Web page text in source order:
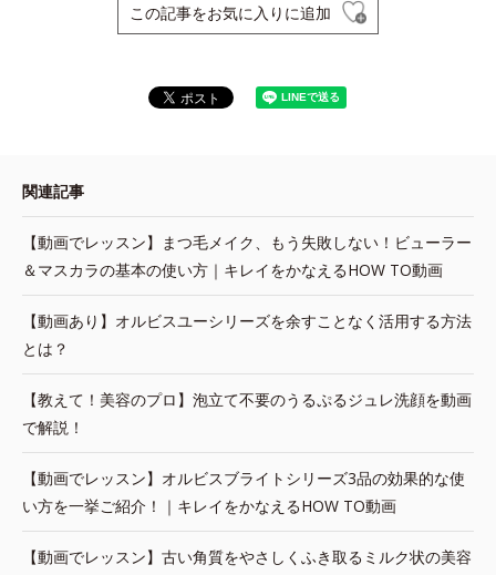
この記事をお気に入りに追加
関連記事
【動画でレッスン】まつ毛メイク、もう失敗しない！ビューラー
＆マスカラの基本の使い方｜キレイをかなえるHOW TO動画
【動画あり】オルビスユーシリーズを余すことなく活用する方法
とは？
【教えて！美容のプロ】泡立て不要のうるぷるジュレ洗顔を動画
で解説！
【動画でレッスン】オルビスブライトシリーズ3品の効果的な使
い方を一挙ご紹介！｜キレイをかなえるHOW TO動画
【動画でレッスン】古い角質をやさしくふき取るミルク状の美容